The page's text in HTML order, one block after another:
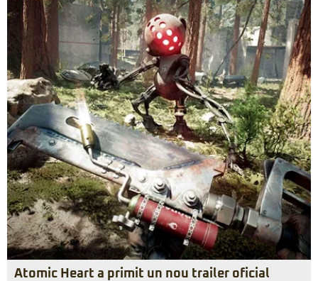
Atomic Heart a primit un nou trailer oficial